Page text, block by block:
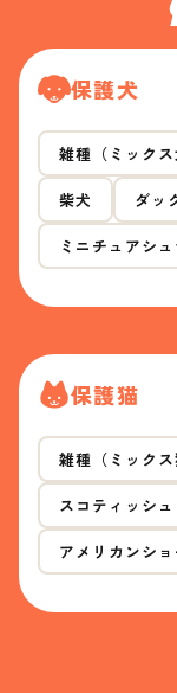
保護犬
雑種（ミックス
柴犬 ダッ
ミニチュアシ
保護猫
雑種（ミックス
スコティッシ
アメリカンシ